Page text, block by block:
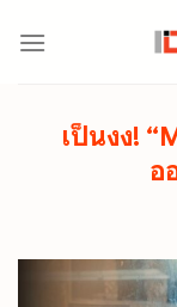
เป็นงง!
อ